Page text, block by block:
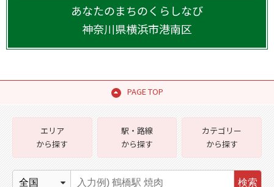
あなたのまちのくらしなび
神奈川県横浜市港南区
PAGE TOP
エリア
から探す
駅・路線
から探す
カテゴリー
から探す
検索